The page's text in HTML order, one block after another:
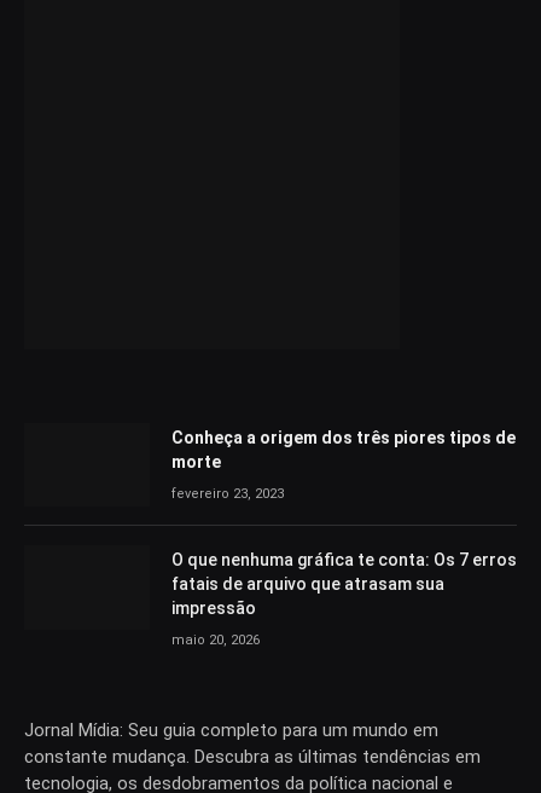
Conheça a origem dos três piores tipos de
morte
fevereiro 23, 2023
O que nenhuma gráfica te conta: Os 7 erros
fatais de arquivo que atrasam sua
impressão
maio 20, 2026
Jornal Mídia: Seu guia completo para um mundo em
constante mudança. Descubra as últimas tendências em
tecnologia, os desdobramentos da política nacional e